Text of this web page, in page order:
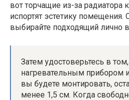
вот торчащие из-за радиатора
испортят эстетику помещения.
выбирайте подходящий лично
Затем удостоверьтесь в
нагревательным прибором
вы будете монтировать,
менее 1,5 см. Когда